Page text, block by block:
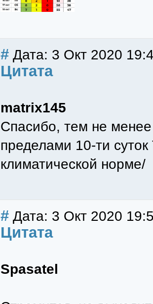
# Дата: 3 Окт 2020
Цитата
matrix145
Спасибо, тем не
пределами 10-ти
климатической норме/
# Дата: 3 Окт 2020
Цитата
Spasatel